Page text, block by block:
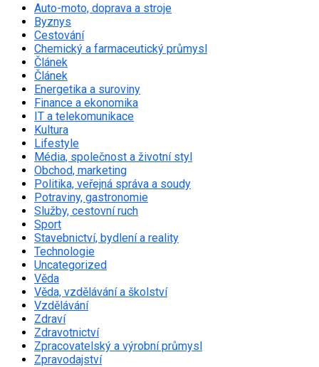
Auto-moto, doprava a stroje
Byznys
Cestování
Chemický a farmaceutický průmysl
Článek
Článek
Energetika a suroviny
Finance a ekonomika
IT a telekomunikace
Kultura
Lifestyle
Média, společnost a životní styl
Obchod, marketing
Politika, veřejná správa a soudy
Potraviny, gastronomie
Služby, cestovní ruch
Sport
Stavebnictví, bydlení a reality
Technologie
Uncategorized
Věda
Věda, vzdělávání a školství
Vzdělávání
Zdraví
Zdravotnictví
Zpracovatelský a výrobní průmysl
Zpravodajství